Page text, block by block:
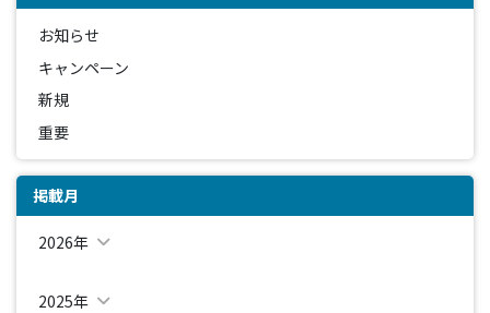
お知らせ
キャンペーン
新規
重要
掲載月
2026年
2025年